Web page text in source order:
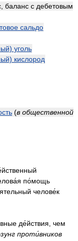
баланс с дебетовым
сальдо
уголь
кислород
(в общественной
по́мощь
челове́к
де́йствия, чем
проти́вников